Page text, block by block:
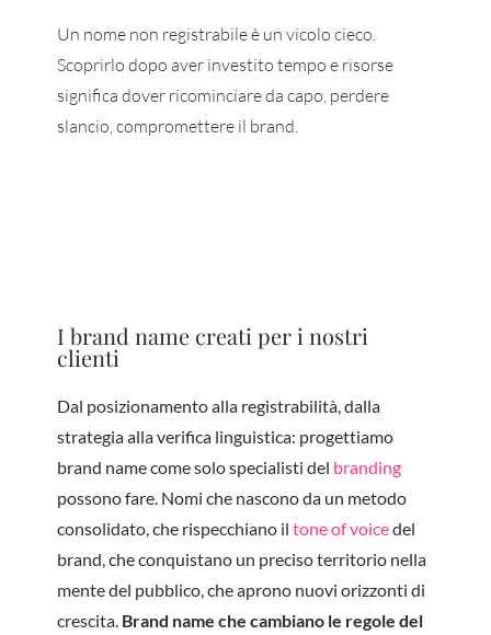
Un nome non registrabile è un vicolo cieco.
Scoprirlo dopo aver investito tempo e risorse
significa dover ricominciare da capo, perdere
slancio, compromettere il brand.
I brand name creati per i nostri
clienti
Dal posizionamento alla registrabilità, dalla
strategia alla verifica linguistica: progettiamo
brand name come solo specialisti del branding
possono fare. Nomi che nascono da un metodo
consolidato, che rispecchiano iltone of voicedel
brand, che conquistano un preciso territorio nella
mente del pubblico, che aprono nuovi orizzonti di
crescita. Brand name che cambiano le regole del